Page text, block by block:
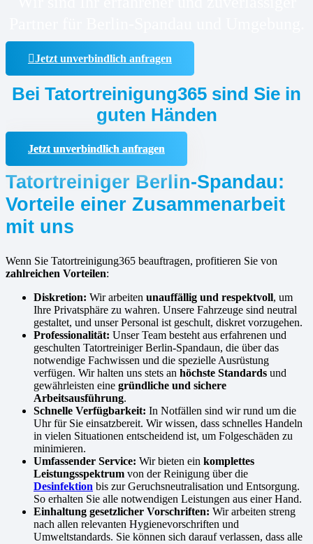
Jetzt unverbindlich anfragen
Bei Tatortreinigung365 sind Sie in
guten Händen
Jetzt unverbindlich anfragen
Tatortreiniger Berlin-Spandau:
Vorteile einer Zusammenarbeit
mit uns
Wenn Sie Tatortreinigung365 beauftragen, profitieren Sie von
zahlreichen Vorteilen:
Diskretion: Wir arbeiten unauffällig und respektvoll, um
Ihre Privatsphäre zu wahren. Unsere Fahrzeuge sind neutral
gestaltet, und unser Personal ist geschult, diskret vorzugehen.
Professionalität: Unser Team besteht aus erfahrenen und
geschulten Tatortreiniger Berlin-Spandaun, die über das
notwendige Fachwissen und die spezielle Ausrüstung
verfügen. Wir halten uns stets an höchste Standards und
gewährleisten eine gründliche und sichere
Arbeitsausführung.
Schnelle Verfügbarkeit: In Notfällen sind wir rund um die
Uhr für Sie einsatzbereit. Wir wissen, dass schnelles Handeln
in vielen Situationen entscheidend ist, um Folgeschäden zu
minimieren.
Umfassender Service: Wir bieten ein komplettes
Leistungsspektrum von der Reinigung über die
Desinfektion bis zur Geruchsneutralisation und Entsorgung.
So erhalten Sie alle notwendigen Leistungen aus einer Hand.
Einhaltung gesetzlicher Vorschriften: Wir arbeiten streng
nach allen relevanten Hygienevorschriften und
Umweltstandards. Sie können sich darauf verlassen, dass alle